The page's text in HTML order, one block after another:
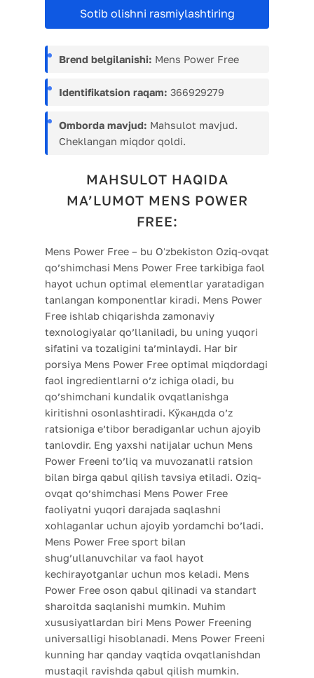
Sotib olishni rasmiylashtiring
Brend belgilanishi: Mens Power Free
Identifikatsion raqam: 366929279
Omborda mavjud: Mahsulot mavjud.
Cheklangan miqdor qoldi.
MAHSULOT HAQIDA
MA’LUMOT MENS POWER
FREE:
Mens Power Free – bu Oʻzbekiston Oziq-ovqat
qo’shimchasi Mens Power Free tarkibiga faol
hayot uchun optimal elementlar yaratadigan
tanlangan komponentlar kiradi. Mens Power
Free ishlab chiqarishda zamonaviy
texnologiyalar qo’llaniladi, bu uning yuqori
sifatini va tozaligini ta’minlaydi. Har bir
porsiya Mens Power Free optimal miqdordagi
faol ingredientlarni o’z ichiga oladi, bu
qo’shimchani kundalik ovqatlanishga
kiritishni osonlashtiradi. Кўкандda o’z
ratsioniga e’tibor beradiganlar uchun ajoyib
tanlovdir. Eng yaxshi natijalar uchun Mens
Power Freeni to’liq va muvozanatli ratsion
bilan birga qabul qilish tavsiya etiladi. Oziq-
ovqat qo’shimchasi Mens Power Free
faoliyatni yuqori darajada saqlashni
xohlaganlar uchun ajoyib yordamchi bo’ladi.
Mens Power Free sport bilan
shug’ullanuvchilar va faol hayot
kechirayotganlar uchun mos keladi. Mens
Power Free oson qabul qilinadi va standart
sharoitda saqlanishi mumkin. Muhim
xususiyatlardan biri Mens Power Freening
universalligi hisoblanadi. Mens Power Freeni
kunning har qanday vaqtida ovqatlanishdan
mustaqil ravishda qabul qilish mumkin.